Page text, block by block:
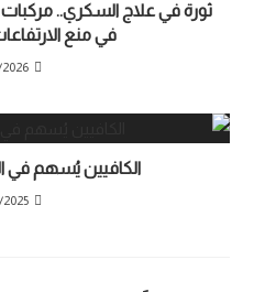
ثورة في علاج السكري..
في منع
الكافيين يُسهم في